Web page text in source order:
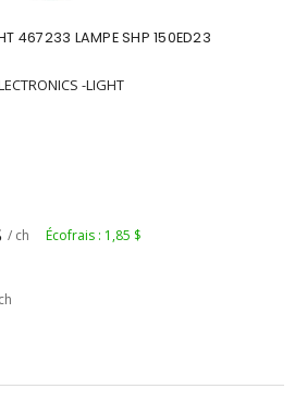
467233 LAMPE SHP 150ED23
-LIGHT
/ ch Écofrais : 1,85 $
ch